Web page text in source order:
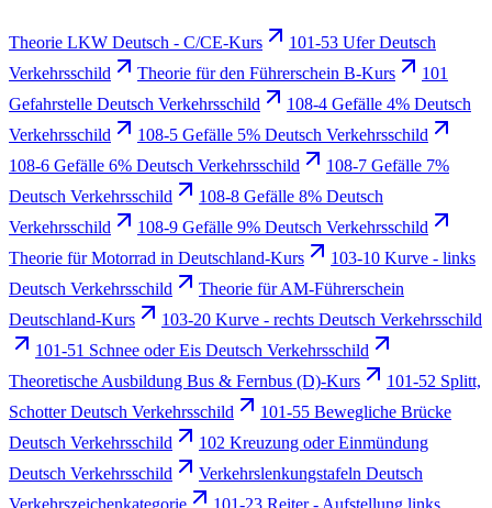
Theorie LKW Deutsch - C/CE-Kurs
101-53 Ufer Deutsch
Verkehrsschild
Theorie für den Führerschein B-Kurs
101
Gefahrstelle Deutsch Verkehrsschild
108-4 Gefälle 4% Deutsch
Verkehrsschild
108-5 Gefälle 5% Deutsch Verkehrsschild
108-6 Gefälle 6% Deutsch Verkehrsschild
108-7 Gefälle 7%
Deutsch Verkehrsschild
108-8 Gefälle 8% Deutsch
Verkehrsschild
108-9 Gefälle 9% Deutsch Verkehrsschild
Theorie für Motorrad in Deutschland-Kurs
103-10 Kurve - links
Deutsch Verkehrsschild
Theorie für AM-Führerschein
Deutschland-Kurs
103-20 Kurve - rechts Deutsch Verkehrsschild
101-51 Schnee oder Eis Deutsch Verkehrsschild
Theoretische Ausbildung Bus & Fernbus (D)-Kurs
101-52 Splitt,
Schotter Deutsch Verkehrsschild
101-55 Bewegliche Brücke
Deutsch Verkehrsschild
102 Kreuzung oder Einmündung
Deutsch Verkehrsschild
Verkehrslenkungstafeln Deutsch
Verkehrszeichenkategorie
101-23 Reiter - Aufstellung links